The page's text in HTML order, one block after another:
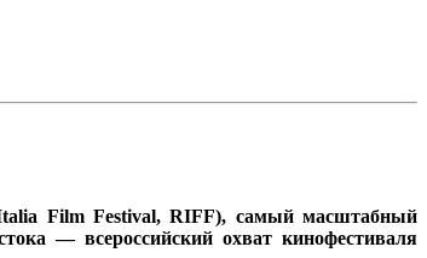
Film Festival, RIFF), самый масштабный
— всероссийский охват кинофестиваля